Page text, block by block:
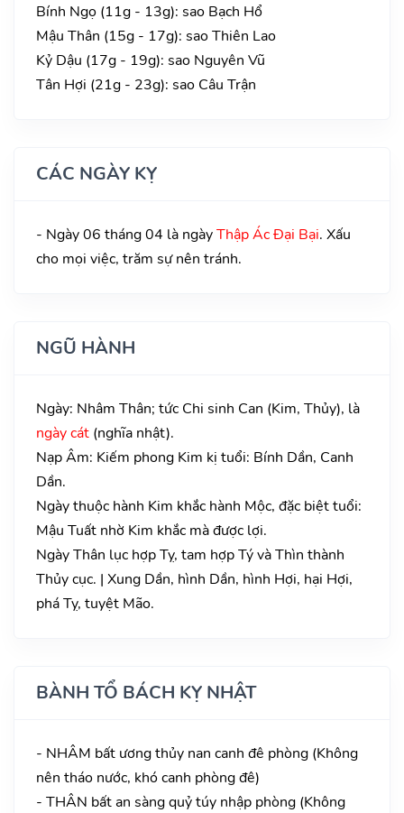
Bính Ngọ (11g - 13g): sao Bạch Hổ
Mậu Thân (15g - 17g): sao Thiên Lao
Kỷ Dậu (17g - 19g): sao Nguyên Vũ
Tân Hợi (21g - 23g): sao Câu Trận
CÁC NGÀY KỴ
- Ngày 06 tháng 04 là ngàyThập Ác Đại Bại. Xấu
cho mọi việc, trăm sự nên tránh.
NGŨ HÀNH
Ngày: Nhâm Thân; tức Chi sinh Can (Kim, Thủy), là
ngày cát (nghĩa nhật).
Nạp Âm: Kiếm phong Kim kị tuổi: Bính Dần, Canh
Dần.
Ngày thuộc hành Kim khắc hành Mộc, đặc biệt tuổi:
Mậu Tuất nhờ Kim khắc mà được lợi.
Ngày Thân lục hợp Tỵ, tam hợp Tý và Thìn thành
Thủy cục. | Xung Dần, hình Dần, hình Hợi, hại Hợi,
phá Tỵ, tuyệt Mão.
BÀNH TỔ BÁCH KỴ NHẬT
- NHÂM bất ương thủy nan canh đê phòng (Không
nên tháo nước, khó canh phòng đê)
- THÂN bất an sàng quỷ túy nhập phòng (Không